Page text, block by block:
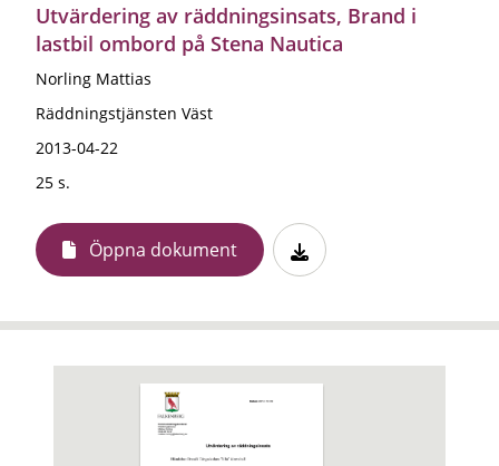
Utvärdering av räddningsinsats, Brand i
lastbil ombord på Stena Nautica
Norling Mattias
Räddningstjänsten Väst
2013-04-22
25 s.
Öppna dokument